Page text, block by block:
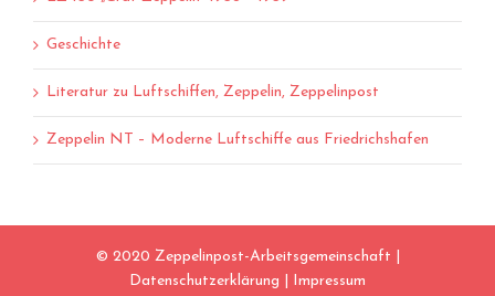
Geschichte
Literatur zu Luftschiffen, Zeppelin, Zeppelinpost
Zeppelin NT – Moderne Luftschiffe aus Friedrichshafen
© 2020 Zeppelinpost-Arbeitsgemeinschaft |
Datenschutzerklärung
Impressum